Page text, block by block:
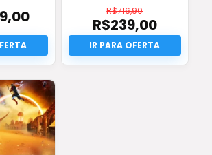
R$716,90
O
preço
original
era:
R$239,00
O
preço
atual